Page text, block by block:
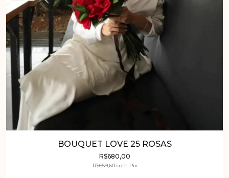
BOUQUET LOVE 25 ROSAS
R$680,00
R$659,60 com Pix